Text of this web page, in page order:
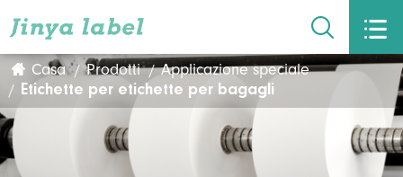
 
Casa Prodotti
Applicazione speciale
Etichette per etichette per bagagli